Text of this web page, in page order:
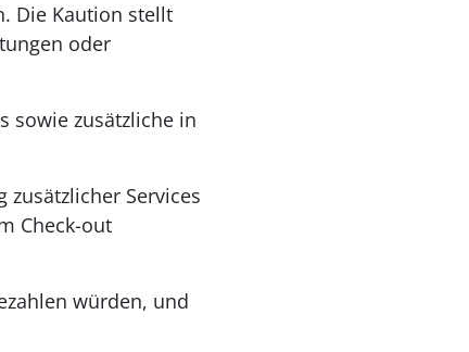
Die Kaution stellt
oder
sowie zusätzliche in
Services
Check-out
würden, und